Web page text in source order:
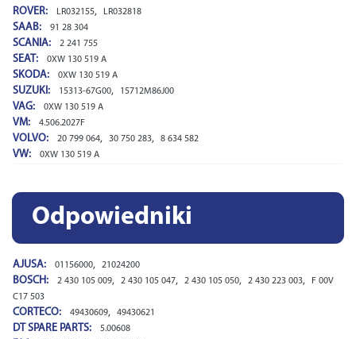
ROVER: LR032155, LR032818
SAAB: 91 28 304
SCANIA: 2 241 755
SEAT: 0XW 130 519 A
SKODA: 0XW 130 519 A
SUZUKI: 15313-67G00, 15712M86J00
VAG: 0XW 130 519 A
VM: 4.506.2027F
VOLVO: 20 799 064, 30 750 283, 8 634 582
VW: 0XW 130 519 A
Odpowiedniki
AJUSA: 01156000, 21024200
BOSCH: 2 430 105 009, 2 430 105 047, 2 430 105 050, 2 430 223 003,
F 00V
C17 503
CORTECO: 49430609, 49430621
DT SPARE PARTS: 5.00608